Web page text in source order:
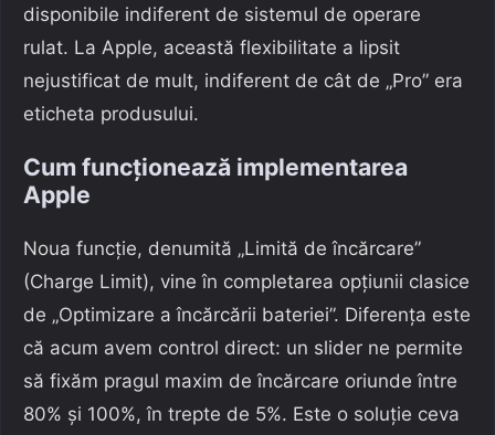
disponibile indiferent de sistemul de operare
rulat. La Apple, această flexibilitate a lipsit
nejustificat de mult, indiferent de cât de „Pro” era
eticheta produsului.
Cum funcționează implementarea
Apple
Noua funcție, denumită „Limită de încărcare”
(Charge Limit), vine în completarea opțiunii clasice
de „Optimizare a încărcării bateriei”. Diferența este
că acum avem control direct: un slider ne permite
să fixăm pragul maxim de încărcare oriunde între
80% și 100%, în trepte de 5%. Este o soluție ceva